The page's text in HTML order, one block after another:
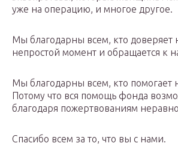
уже на операцию, и многое другое.
Мы благодарны всем, кто доверяет
непростой момент и обращается к
Мы благодарны всем, кто помогает
Потому что вся помощь фонда
благодаря пожертвованиям
Спасибо всем за то, что вы с нами.